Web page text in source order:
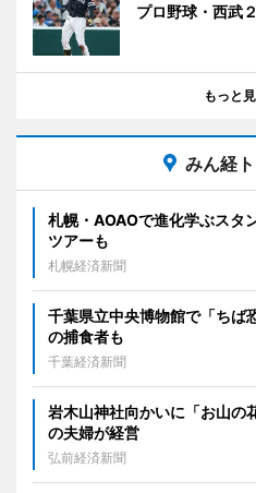
プロ野球・西武
もっと
みん経
札幌・AOAOで進化学ぶス
ツアーも
札幌経済新聞
千葉県立中央博物館で「ち
の捕食者も
千葉経済新聞
岩木山神社向かいに「お山
の夫婦が経営
弘前経済新聞